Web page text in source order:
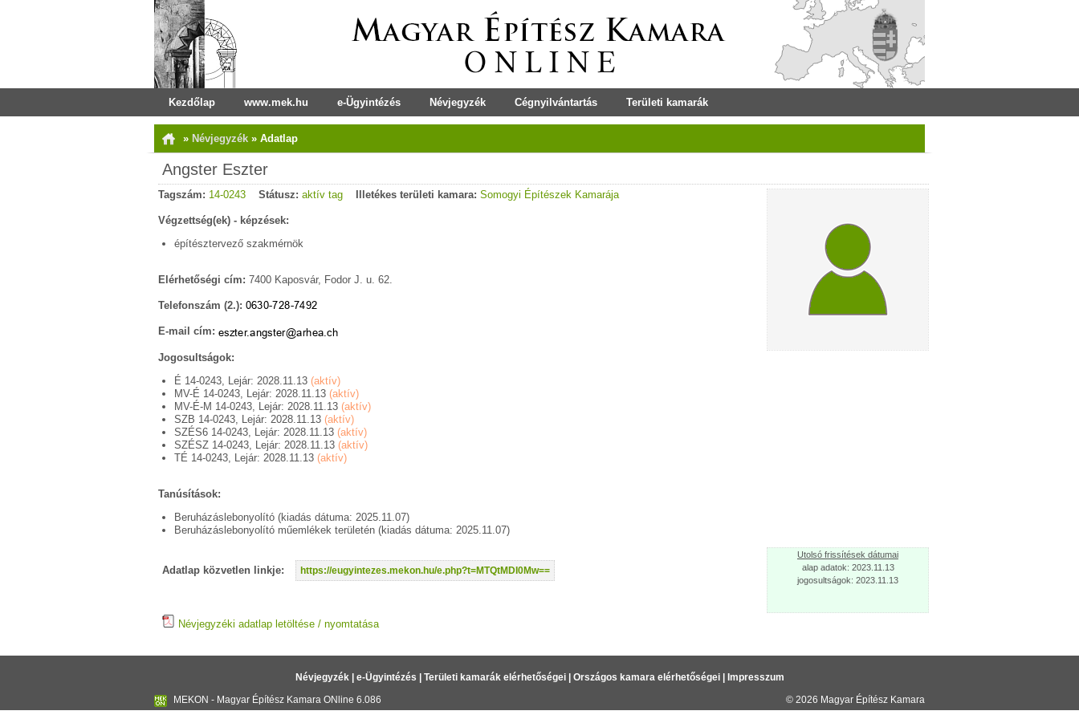
Kezdőlap www.mek.hu e-Ügyintézés Névjegyzék Cégnyilvántartás Területi kamarák
» Névjegyzék » Adatlap
Angster Eszter
Tagszám: 14-0243 Státusz: aktív tag Illetékes területi kamara: Somogyi Építészek Kamarája
Végzettség(ek) - képzések:
építésztervező szakmérnök
Elérhetőségi cím: 7400 Kaposvár, Fodor J. u. 62.
Telefonszám (2.):
E-mail cím:
Jogosultságok:
É 14-0243, Lejár: 2028.11.13 (aktív)
MV-É 14-0243, Lejár: 2028.11.13 (aktív)
MV-É-M 14-0243, Lejár: 2028.11.13 (aktív)
SZB 14-0243, Lejár: 2028.11.13 (aktív)
SZÉS6 14-0243, Lejár: 2028.11.13 (aktív)
SZÉSZ 14-0243, Lejár: 2028.11.13 (aktív)
TÉ 14-0243, Lejár: 2028.11.13 (aktív)
Tanúsítások:
Beruházáslebonyolító (kiadás dátuma: 2025.11.07)
Beruházáslebonyolító műemlékek területén (kiadás dátuma: 2025.11.07)
Utolsó frissítések dátumai
alap adatok: 2023.11.13
jogosultságok: 2023.11.13
Adatlap közvetlen linkje: https://eugyintezes.mekon.hu/e.php?t=MTQtMDI0Mw==
Névjegyzéki adatlap letöltése / nyomtatása
Névjegyzék| e-Ügyintézés Területi kamarák elérhetőségei| Országos kamara elérhetőségei|
Impresszum
MEKON - Magyar Építész Kamara ONline 6.086
© 2026 Magyar Építész Kamara